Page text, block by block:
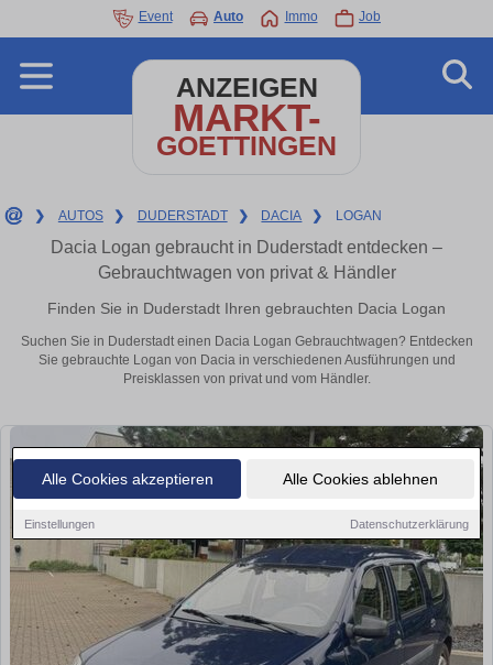
Alle Cookies akzeptieren Alle Cookies ablehnen
Einstellungen Datenschutzerklärung
Event Auto Immo Job
ANZEIGEN
MARKT-
GOETTINGEN
❯ AUTOS ❯ DUDERSTADT ❯ DACIA ❯ LOGAN
Dacia Logan gebraucht in Duderstadt entdecken –
Gebrauchtwagen von privat & Händler
Finden Sie in Duderstadt Ihren gebrauchten Dacia Logan
Suchen Sie in Duderstadt einen Dacia Logan Gebrauchtwagen? Entdecken
Sie gebrauchte Logan von Dacia in verschiedenen Ausführungen und
Preisklassen von privat und vom Händler.